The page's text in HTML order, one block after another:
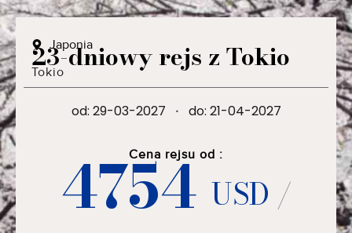
Japonia
23-dniowy rejs z Tokio
Tokio
od: 29-03-2027 · do: 21-04-2027
Cena rejsu od :
4754USD /